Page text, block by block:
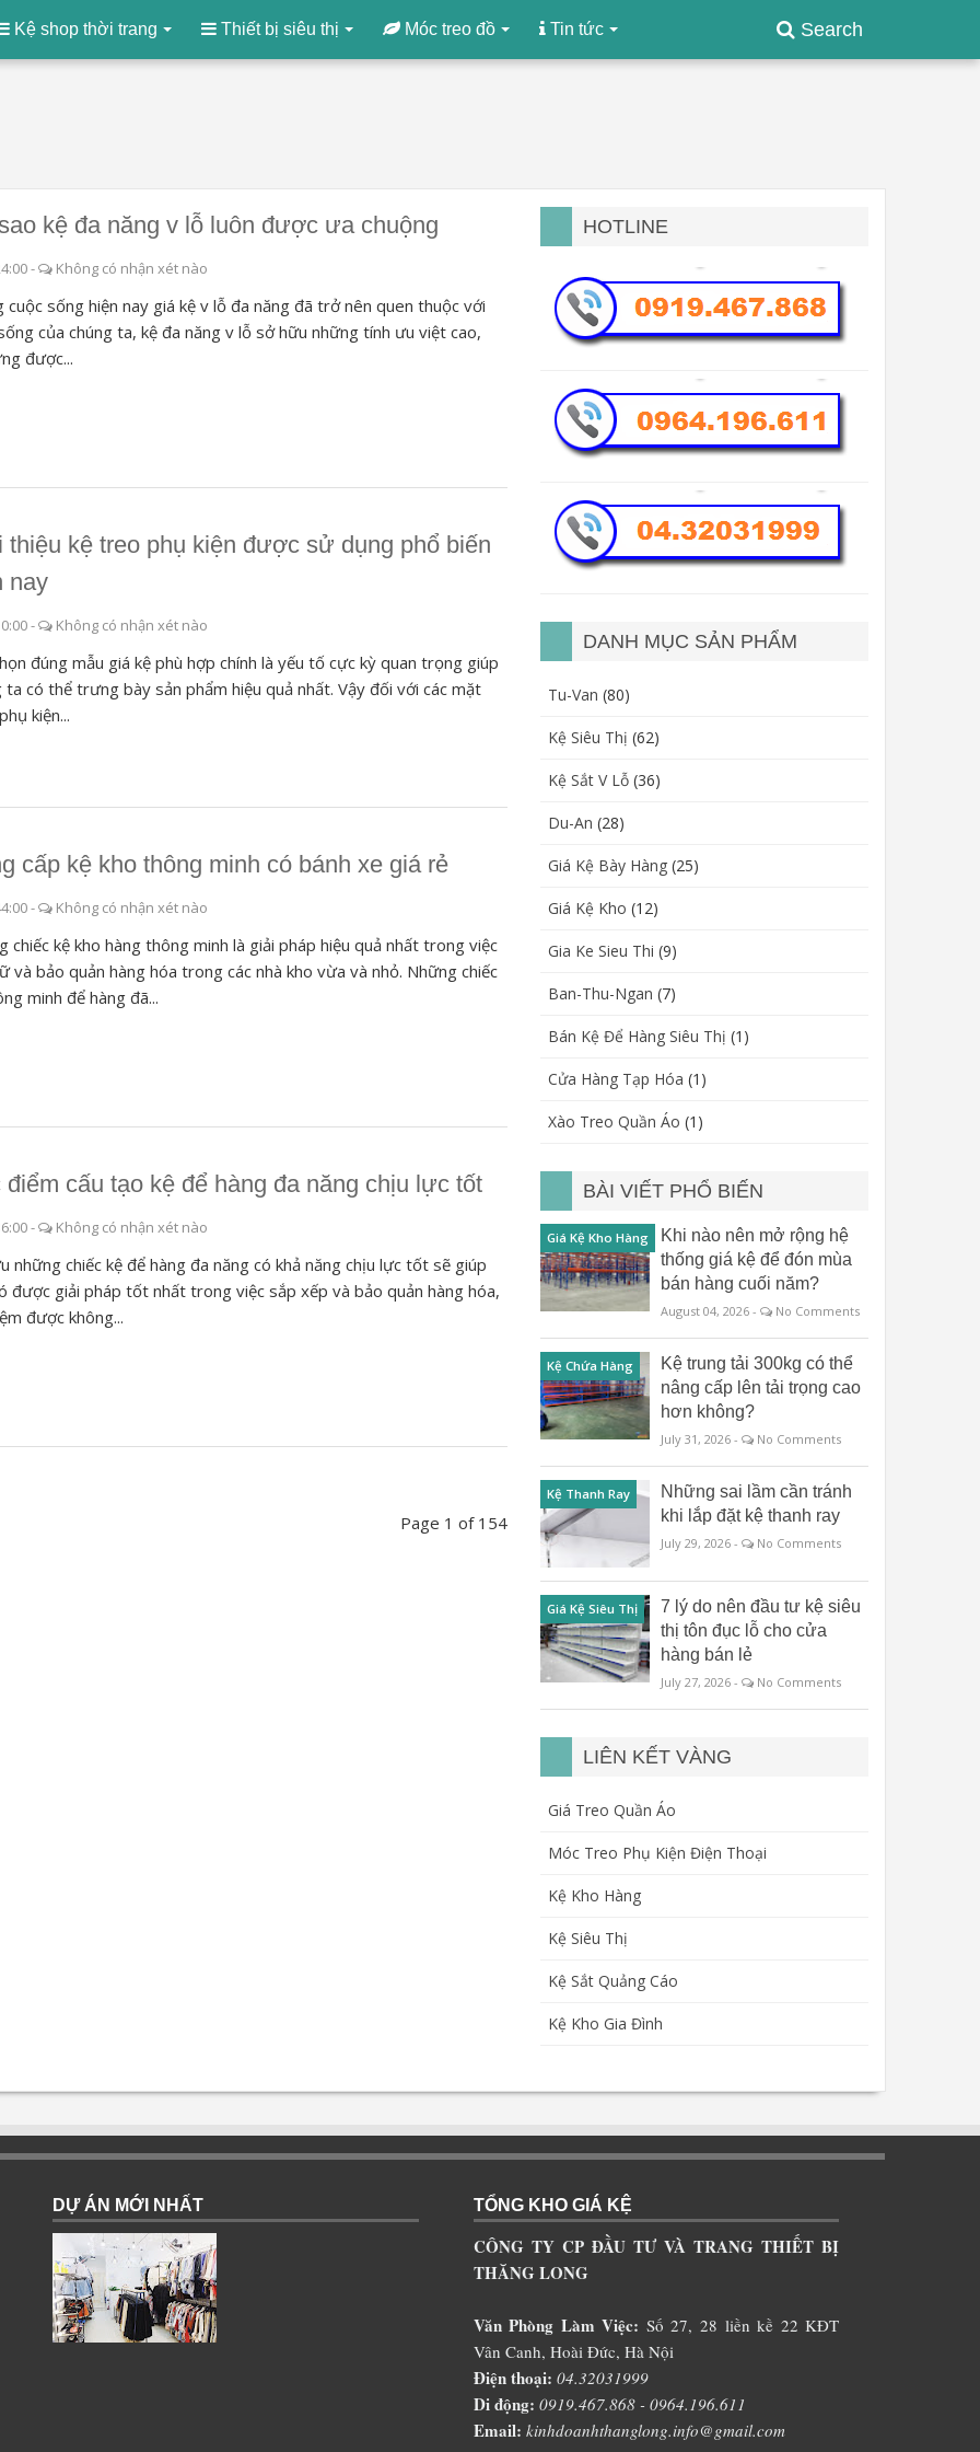
Search
Kệ shop thời trang Thiết bị siêu thị Móc treo đồ Tin tức
kệ đa năng v lỗ luôn được ưa chuộng
- Không có nhận xét nào
cuộc sống hiện nay giá kệ v lỗ đa năng đã trở nên quen thuộc với
của chúng ta, kệ đa năng v lỗ sở hữu những tính ưu việt cao,
được...
thiệu kệ treo phụ kiện được sử dụng phổ biến
nay
- Không có nhận xét nào
đúng mẫu giá kệ phù hợp chính là yếu tố cực kỳ quan trọng giúp
ta có thể trưng bày sản phẩm hiệu quả nhất. Vậy đối với các mặt
kiện...
cấp kệ kho thông minh có bánh xe giá rẻ
- Không có nhận xét nào
chiếc kệ kho hàng thông minh là giải pháp hiệu quả nhất trong việc
và bảo quản hàng hóa trong các nhà kho vừa và nhỏ. Những chiếc
minh để hàng đã...
cấu tạo kệ để hàng đa năng chịu lực tốt
- Không có nhận xét nào
những chiếc kệ để hàng đa năng có khả năng chịu lực tốt sẽ giúp
được giải pháp tốt nhất trong việc sắp xếp và bảo quản hàng hóa,
được không...
Page 1 of 154
HOTLINE
DANH MỤC SẢN PHẨM
Tu-Van (80)
Kệ Siêu Thị (62)
Kệ Sắt V Lỗ (36)
Du-An (28)
Giá Kệ Bày Hàng (25)
Giá Kệ Kho (12)
Gia Ke Sieu Thi (9)
Ban-Thu-Ngan (7)
Bán Kệ Để Hàng Siêu Thị (1)
Cửa Hàng Tạp Hóa (1)
Xào Treo Quần Áo (1)
BÀI VIẾT PHỔ BIẾN
Giá Kệ Kho Hàng
Khi nào nên mở rộng hệ
thống giá kệ để đón mùa
bán hàng cuối năm?
August 04, 2026 - No Comments
Kệ Chứa Hàng
Kệ trung tải 300kg có thể
nâng cấp lên tải trọng cao
hơn không?
July 31, 2026 - No Comments
Kệ Thanh Ray
Những sai lầm cần tránh
khi lắp đặt kệ thanh ray
July 29, 2026 - No Comments
Giá Kệ Siêu Thị
7 lý do nên đầu tư kệ siêu
thị tôn đục lỗ cho cửa
hàng bán lẻ
July 27, 2026 - No Comments
LIÊN KẾT VÀNG
Giá Treo Quần Áo
Móc Treo Phụ Kiện Điện Thoại
Kệ Kho Hàng
Kệ Siêu Thị
Kệ Sắt Quảng Cáo
Kệ Kho Gia Đình
DỰ ÁN MỚI NHẤT TỔNG KHO GIÁ KỆ
CÔNG TY CP ĐẦU TƯ VÀ TRANG THIẾT BỊ
THĂNG LONG
Văn Phòng Làm Việc: Số 27, 28 liền kề 22 KĐT
Vân Canh, Hoài Đức, Hà Nội
Điện thoại: 04.32031999
Di động: 0919.467.868 - 0964.196.611
Email: kinhdoanhthanglong.info@gmail.com